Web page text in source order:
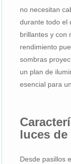
no necesitan
durante todo el
brillantes y con
rendimiento
sombras
un plan de
esencial para
luces de
Desde pasillos